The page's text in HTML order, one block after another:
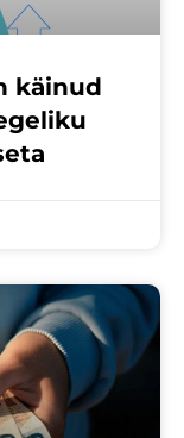
käinud